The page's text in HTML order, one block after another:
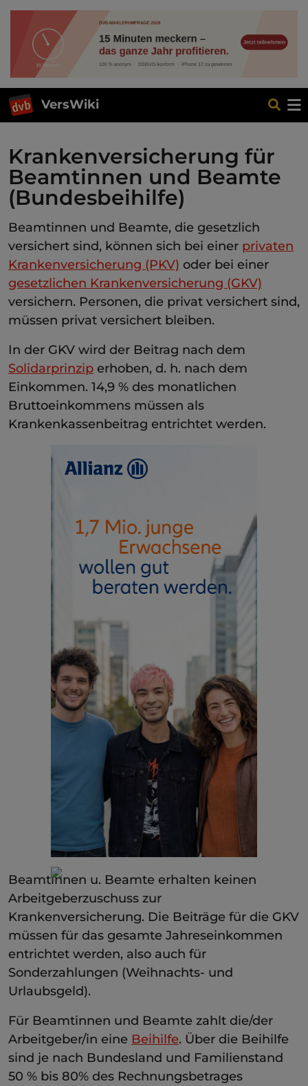
VersWiki
Krankenversicherung für
Beamtinnen und Beamte
(Bundesbeihilfe)
Beamtinnen und Beamte, die gesetzlich
versichert sind, können sich bei einer privaten
Krankenversicherung (PKV) oder bei einer
gesetzlichen Krankenversicherung (GKV)
versichern. Personen, die privat versichert sind,
müssen privat versichert bleiben.
In der GKV wird der Beitrag nach dem
Solidarprinzip erhoben, d. h. nach dem
Einkommen. 14,9 % des monatlichen
Bruttoeinkommens müssen als
Krankenkassenbeitrag entrichtet werden.
Beamtinnen u. Beamte erhalten keinen
Arbeitgeberzuschuss zur
Krankenversicherung. Die Beiträge für die GKV
müssen für das gesamte Jahreseinkommen
entrichtet werden, also auch für
Sonderzahlungen (Weihnachts- und
Urlaubsgeld).
Für Beamtinnen und Beamte zahlt die/der
Arbeitgeber/in eine Beihilfe. Über die Beihilfe
sind je nach Bundesland und Familienstand
50 % bis 80% des Rechnungsbetrages